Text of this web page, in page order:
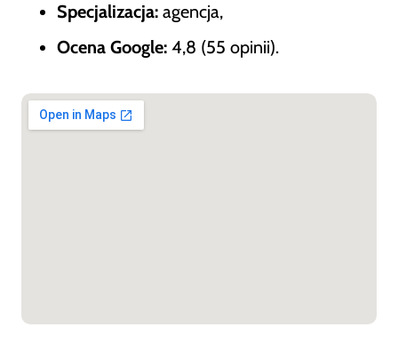
Specjalizacja: agencja,
Ocena Google: 4,8 (55 opinii).